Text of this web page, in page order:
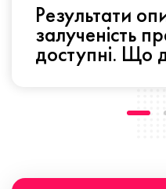
Результати
залученість
доступні. Що